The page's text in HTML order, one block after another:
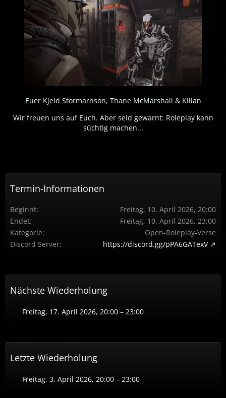
Euer Kjeld Stormarnson, Thane McMarshall & Kilian
Wir freuen uns auf Euch. Aber seid gewarnt: Roleplay kann
süchtig machen...
Termin-Informationen
Beginnt
Freitag, 10. April 2026, 20:00
Endet
Freitag, 10. April 2026, 23:00
Kategorie
Open-Roleplay-Verse
Discord Server
https://discord.gg/pPA6GATexV
Nächste Wiederholung
Freitag, 17. April 2026, 20:00 – 23:00
Letzte Wiederholung
Freitag, 3. April 2026, 20:00 – 23:00